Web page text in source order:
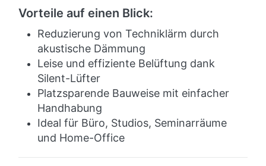
Vorteile auf einen Blick:
Reduzierung von Techniklärm durch
akustische Dämmung
Leise und effiziente Belüftung dank
Silent-Lüfter
Platzsparende Bauweise mit einfacher
Handhabung
Ideal für Büro, Studios, Seminarräume
und Home-Office